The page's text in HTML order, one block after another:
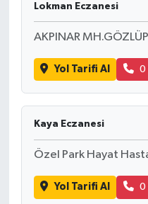
Lokman Eczanesi
AKPINAR
Yol Tarifi Al 0
Kaya Eczanesi
Özel Park Hayat
Yol Tarifi Al 0